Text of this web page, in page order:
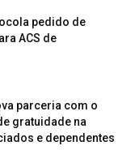
pedido de
ACS de
parceria com o
gratuidade na
e dependentes